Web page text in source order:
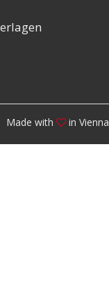
Made with in Vienna